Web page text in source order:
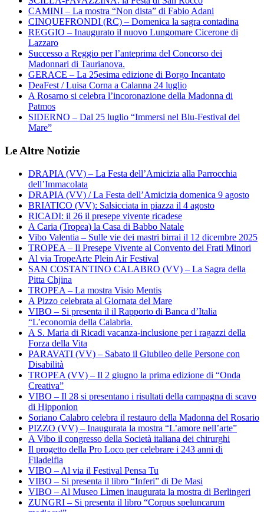
CAMINI – La mostra “Non dista” di Fabio Adani
CINQUEFRONDI (RC) – Domenica la sagra contadina
REGGIO – Inaugurato il nuovo Lungomare Cicerone di
Lazzaro
Successo a Reggio per l’anteprima del Concorso dei
Madonnari di Taurianova.
GERACE – La 25esima edizione di Borgo Incantato
DeaFest / Luisa Corna a Calanna 24 luglio
A Rosarno si celebra l’incoronazione della Madonna di
Patmos
SIDERNO – Dal 25 luglio “Immersi nel Blu-Festival del
Mare”
Le Altre Notizie
DRAPIA (VV) – La Festa dell’Amicizia alla Parrocchia
dell’Immacolata
DRAPIA (VV) / La Festa dell’Amicizia domenica 9 agosto
BRIATICO (VV): Salsicciata in piazza il 4 agosto
RICADI: il 26 il presepe vivente ricadese
A Caria (Tropea) la Casa di Babbo Natale
Vibo Valentia – Sulle vie dei mastri birrai il 12 dicembre 2025
TROPEA – Il Presepe Vivente al Convento dei Frati Minori
Al via TropeArte Plein Air Festival
SAN COSTANTINO CALABRO (VV) – La Sagra della
Pitta Chjina
TROPEA – La mostra Visio Mentis
A Pizzo celebrata al Giornata del Mare
VIBO – Si presenta il il Rapporto di Banca d’Italia
“L’economia della Calabria.
A S. Maria di Ricadi vacanza-inclusione per i ragazzi della
Forza della Vita
PARAVATI (VV) – Sabato il Giubileo delle Persone con
Disabilità
TROPEA (VV) – Il 2 giugno la prima edizione di “Onda
Creativa”
VIBO – Il 28 si presentano i risultati della campagna di scavo
di Hipponion
Soriano Calabro celebra il restauro della Madonna del Rosario
PIZZO (VV) – Inaugurata la mostra “L’amore nell’arte”
A Vibo il congresso della Società italiana dei chirurghi
Il progetto della Pro Loco per celebrare i 243 anni di
Filadelfia
VIBO – Al via il Festival Pensa Tu
VIBO – Si presenta il libro “Inferi” di De Masi
VIBO – Al Museo Lìmen inaugurata la mostra di Berlingeri
ZUNGRI – Si presenta il libro “Corpus speluncarum